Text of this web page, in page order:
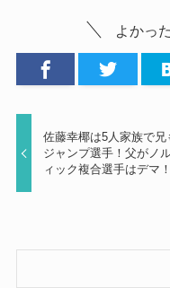
よかっ
佐藤幸椰は5人家族で兄
ジャンプ選手！父がノ
ィック複合選手はデマ